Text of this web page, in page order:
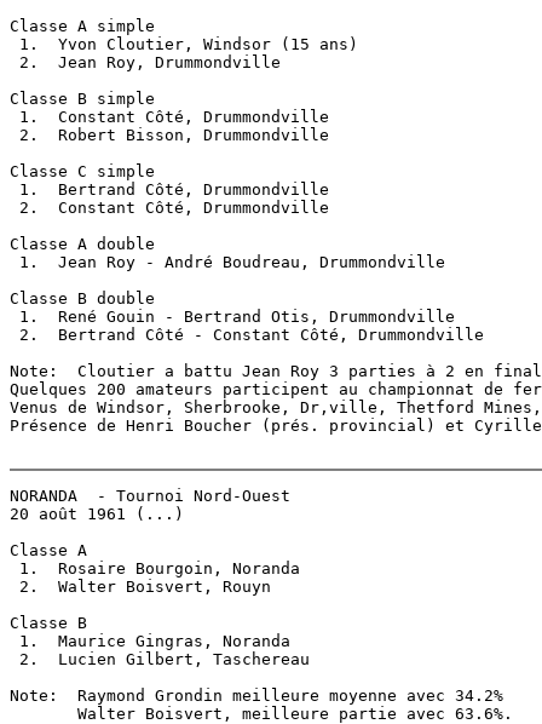
Classe A simple
1.  Yvon Cloutier, Windsor (15 ans)
2.  Jean Roy, Drummondville
Classe B simple
1.  Constant Côté, Drummondville
2.  Robert Bisson, Drummondville
Classe C simple
1.  Bertrand Côté, Drummondville
2.  Constant Côté, Drummondville
Classe A double
1.  Jean Roy - André Boudreau, Drummondville
Classe B double
1.  René Gouin - Bertrand Otis, Drummondville
2.  Bertrand Côté - Constant Côté, Drummondville
Note:  Cloutier a battu Jean Roy 3 parties à 2 en
Quelques 200 amateurs participent au championnat de
Venus de Windsor, Sherbrooke, Dr,ville, Thetford
Présence de Henri Boucher (prés. provincial) et Cyrille
NORANDA  - Tournoi Nord-Ouest
20 août 1961 (...)
Classe A
1.  Rosaire Bourgoin, Noranda
2.  Walter Boisvert, Rouyn
Classe B
1.  Maurice Gingras, Noranda
2.  Lucien Gilbert, Taschereau
Note:  Raymond Grondin meilleure moyenne avec 34.2%
       Walter Boisvert, meilleure partie avec 63.6%.